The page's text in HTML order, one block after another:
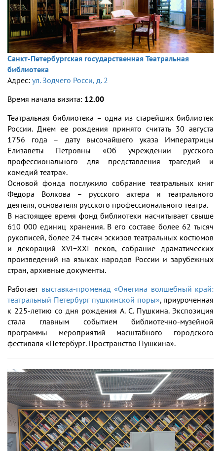
Санкт-Петербургская государственная Театральная
библиотека
Адрес: ул. Зодчего Росси, д. 2
Время начала визита: 12.00
Театральная библиотека – одна из старейших библиотек
России. Днем ее рождения принято считать 30 августа
1756 года – дату высочайшего указа Императрицы
Елизаветы Петровны «Об учреждении русского
профессионального для представления трагедий и
комедий театра».
Основой фонда послужило собрание театральных книг
Федора Волкова – русского актера и театрального
деятеля, основателя русского профессионального театра.
В настоящее время фонд библиотеки насчитывает свыше
610 000 единиц хранения. В его составе более 62 тысяч
рукописей, более 24 тысяч эскизов театральных костюмов
и декораций XVI−XXI веков, собрание драматических
произведений на языках народов России и зарубежных
стран, архивные документы.
Работает выставка-променад «Онегина волшебный край:
театральный Петербург пушкинской поры», приуроченная
к 225-летию со дня рождения А. С. Пушкина. Экспозиция
стала главным событием библиотечно-музейной
программы мероприятий масштабного городского
фестиваля «Петербург. Пространство Пушкина».